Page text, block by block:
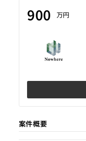
900 万円
案件概要